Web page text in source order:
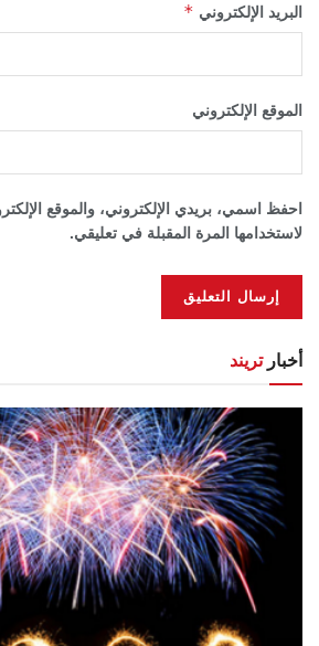
البريد الإلكتروني *
الموقع الإلكتروني
احفظ اسمي، بريدي الإلكتروني، والموقع
لاستخدامها المرة المقبلة في تعليقي.
أخبارتريند